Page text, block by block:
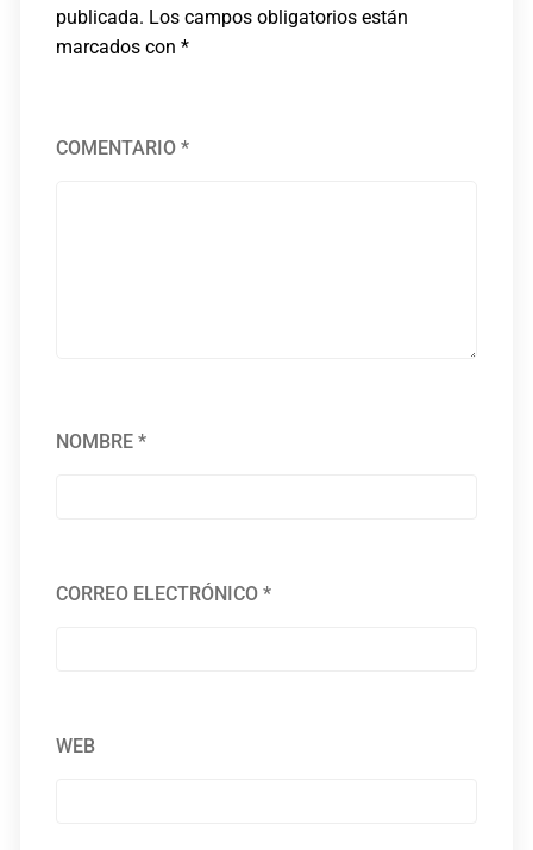
publicada. Los campos obligatorios están
marcados con*
COMENTARIO*
NOMBRE*
CORREO ELECTRÓNICO*
WEB